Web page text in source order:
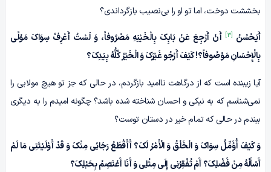
بخششت دوخت، اما تو او را بی‌نصیب بازگرداندی؟
أَیَحْسُنُ [3]
أَنْ أَرْجِعَ عَنْ بَابِکَ بِالْخَیْبَهِ مَصْرُوفاً، وَ لَسْتُ أَعْرِفُ سِوَاکَ مَوْلًى
بِالْإِحْسَانِ مَوْصُوفاً؟! کَیْفَ أَرْجُو غَیْرَکَ وَ الْخَیْرُ کُلُّهُ بِیَدِکَ؟
آیا زیبنده است که از درگاهت ناامید بازگردم، در حالی که جز تو هیچ مولایی را
نمی‌شناسم که به نیکی و احسان شناخته شده باشد؟ چگونه امیدم را به دیگری
ببندم در حالی که تمام خیر در دستان توست؟
وَ کَیْفَ أُؤَمِّلُ سِوَاکَ وَ الْخَلْقُ وَ الْأَمْرُ لَکَ؟ أَأَقْطَعُ رَجَائِی مِنْکَ وَ قَدْ أَوْلَیْتَنِی مَا لَمْ
أَسْأَلْهُ مِنْ فَضْلِکَ؟ أَمْ تُفْقِرُنِی إِلَى مِثْلِی وَ أَنَا أَعْتَصِمُ بِحَبْلِکَ؟